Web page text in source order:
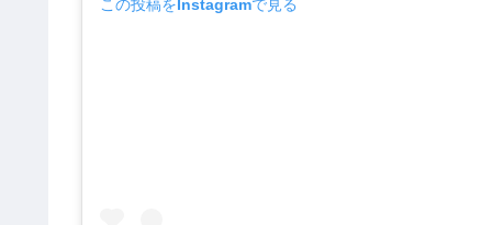
この投稿をInstagramで見る